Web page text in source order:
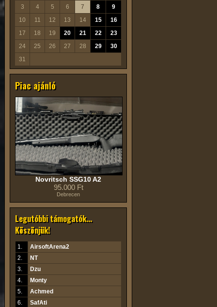
3
4 5 6 7 8
9
10
11 12 13 14 15
16
17
18 19 20 21 22
23
24
25 26 27 28 29
30
31
Piac ajánló
Novritsch SSG10 A2
95.000 Ft
Debrecen
Legutóbbi támogatók...
Köszönjük!
1.
AirsoftArena2
2.
NT
3.
Dzu
4.
Monty
5.
Achmed
6.
SafAti